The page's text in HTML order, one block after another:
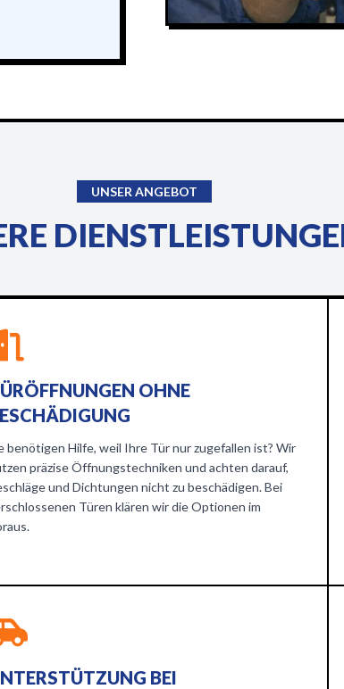
UNSER ANGEBOT
OHNE
benötigen Hilfe, weil Ihre Tür nur zugefallen ist? Wir
präzise Öffnungstechniken und achten darauf,
und Dichtungen nicht zu beschädigen. Bei
Türen klären wir die Optionen im
BEI